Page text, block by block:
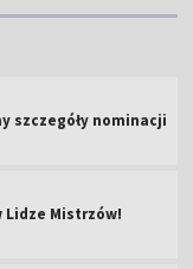
szczegóły nominacji
Lidze Mistrzów!